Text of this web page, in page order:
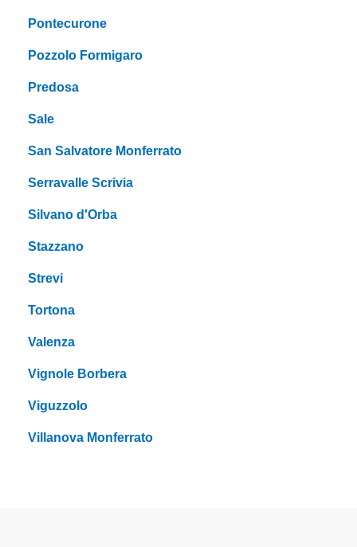
Pontecurone
Pozzolo Formigaro
Predosa
Sale
San Salvatore Monferrato
Serravalle Scrivia
Silvano d'Orba
Stazzano
Strevi
Tortona
Valenza
Vignole Borbera
Viguzzolo
Villanova Monferrato